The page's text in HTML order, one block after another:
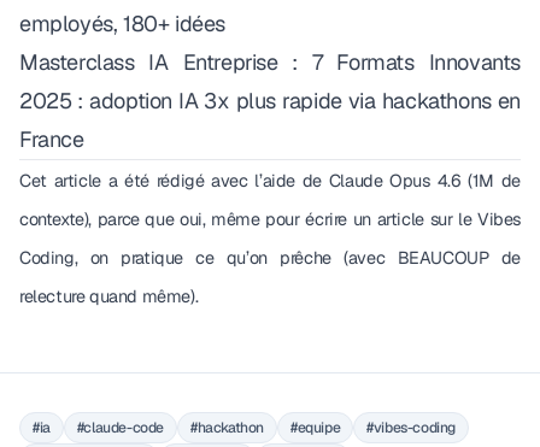
employés, 180+ idées
Masterclass IA Entreprise : 7 Formats Innovants
2025: adoption IA 3x plus rapide via hackathons en
France
Cet article a été rédigé avec l’aide de Claude Opus 4.6 (1M de
contexte), parce que oui, même pour écrire un article sur le Vibes
Coding, on pratique ce qu’on prêche (avec BEAUCOUP de
relecture quand même).
#ia #claude-code #hackathon #equipe #vibes-coding